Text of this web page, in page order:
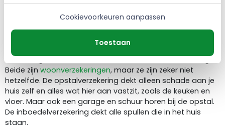
Cookievoorkeuren aanpassen
Toestaan
De beste opstalverzekering, waar let
ik op?
wordt nog wel eens verwart met de inboedelverzekering.
Beide zijn woonverzekeringen, maar ze zijn zeker niet
hetzelfde. De opstalverzekering dekt alleen schade aan je
huis zelf en alles wat hier aan vastzit, zoals de keuken en
vloer. Maar ook een garage en schuur horen bij de opstal.
De inboedelverzekering dekt alle spullen die in het huis
staan.